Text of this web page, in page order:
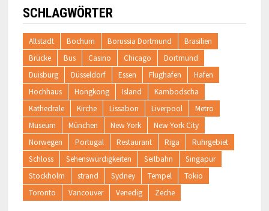
SCHLAGWÖRTER
Altstadt Bochum Borussia Dortmund
Brasilien
Brücke
Bus Casino Chicago
Dortmund
Duisburg
Düsseldorf Essen Flughafen
Hafen
Hochhaus
Hongkong Island
Kambodscha
Kathedrale
Kirche Lissabon Liverpool
Metro
Museum
München New York
New York City
Norwegen
Portugal Restaurant Riga
Ruhrgebiet
Schloss
Sehenswürdigkeiten Seilbahn
Singapur
Stockholm
strand Sydney Tempel
Tokio
Toronto
Vancouver Venedig Zeche